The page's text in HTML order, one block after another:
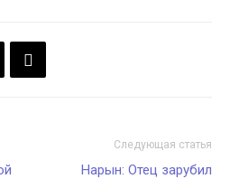
Следующая статья
Нарын: Отец зарубил